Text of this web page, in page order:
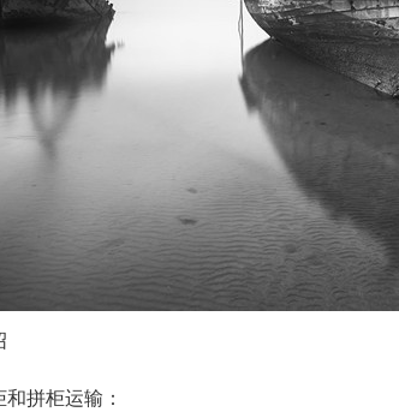
拼柜运输：